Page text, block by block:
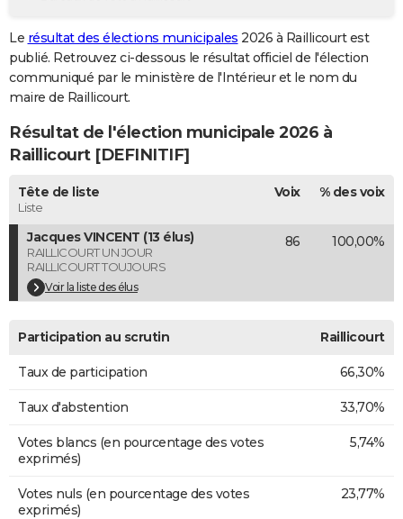
GUIDES D'ACHAT
BONS PLANS
CARTE DE VOEUX
Carte de Noël
Carte Bonne année
Carte Saint-Valentin
Carte Pâques
Carte d'anniversaire
Dictionnaire
Biographies
Citations
Expressions
Proverbes
PROGRAMME TV
COPAINS D'AVANT
S'inscrire
Se connecter
Lycées
Collèges
Primaires
Universités
Entreprises
Service militaire
Avis de recherche
AVIS DE DÉCÈS
Bricolage
Lifestyle
Culture
Sport
Auto
Television
Voyage
Cinema
Le résultat des élections municipales 2026 à Raillicourt est
publié. Retrouvez ci-dessous le résultat officiel de l'élection
communiqué par le ministère de l'Intérieur et le nom du
maire de Raillicourt.
Résultat de l'élection municipale 2026 à
Raillicourt [DEFINITIF]
Tête de liste
Liste
Voix % des voix
Jacques VINCENT (13 élus)
RAILLICOURT UN JOUR
RAILLICOURT TOUJOURS
Voir la liste des élus
86 100,00%
Participation au scrutin Raillicourt
Taux de participation 66,30%
Taux d'abstention 33,70%
Votes blancs (en pourcentage des votes
exprimés)
5,74%
Votes nuls (en pourcentage des votes
exprimés)
23,77%